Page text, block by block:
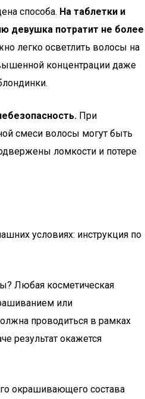
способа. На таблетки и
девушка потратит не более
легко осветлить волосы на
концентрации даже
При
смеси волосы могут быть
ломкости и потере
условиях: инструкция по
Любая косметическая
или
проводиться в рамках
результат окажется
окрашивающего состава